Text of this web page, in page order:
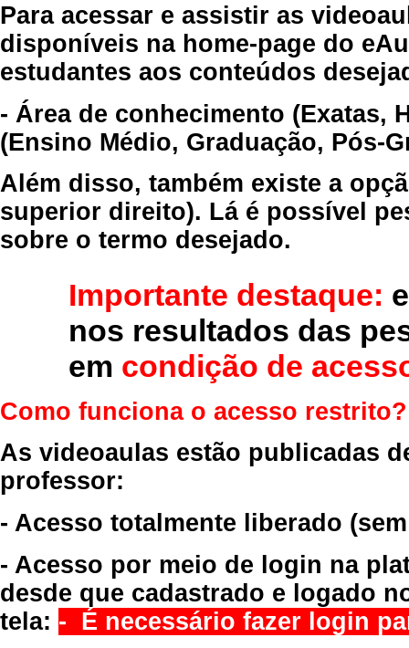
Para acessar e assistir as
disponíveis na home-page do
estudantes aos conteúdos
- Área de conhecimento (Exatas,
(Ensino Médio, Graduação, Pós-
Além disso, também existe a
superior direito). Lá é possível
sobre o termo desejado.
Importante destaque:
nos resultados das
em condição de
Como funciona o acesso restrito?
As videoaulas estão publicadas
professor:
- Acesso totalmente liberado
- Acesso por meio de login na
desde que cadastrado e logado
tela: - É necessário fazer login